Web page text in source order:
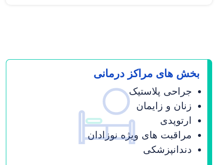
بخش های مراکز درمانی
جراحی پلاستیک
زنان و زایمان
ارتوپدی
مراقبت های ویژه نوزادان
دندانپزشکی